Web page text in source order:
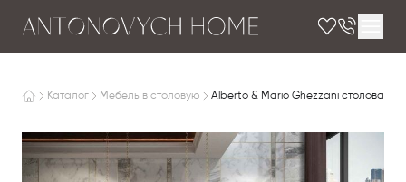
Каталог Мебель в столовую Alberto & Mario Ghezzani столовая